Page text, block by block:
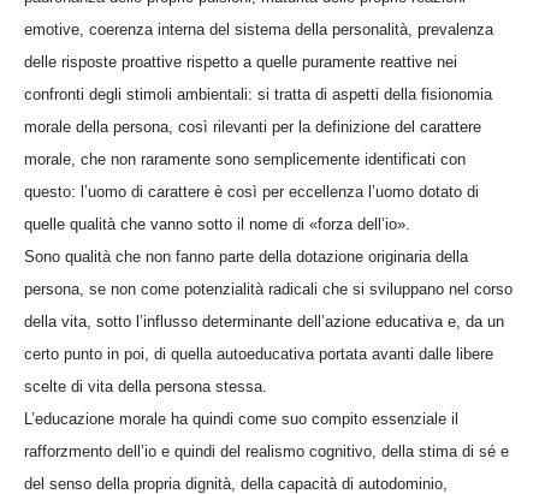
emotive, coerenza interna del sistema della personalità, prevalenza
delle risposte proattive rispetto a quelle puramente reattive nei
confronti degli stimoli ambientali: si tratta di aspetti della fisionomia
morale della persona, così rilevanti per la definizione del carattere
morale, che non raramente sono semplicemente identificati con
questo: l’uomo di carattere è così per eccellenza l’uomo dotato di
quelle qualità che vanno sotto il nome di «forza dell’io».
Sono qualità che non fanno parte della dotazione originaria della
persona, se non come potenzialità radicali che si sviluppano nel corso
della vita, sotto l’influsso determinante dell’azione educativa e, da un
certo punto in poi, di quella autoeducativa portata avanti dalle libere
scelte di vita della persona stessa.
L’educazione morale ha quindi come suo compito essenziale il
rafforzmento dell’io e quindi del realismo cognitivo, della stima di sé e
del senso della propria dignità, della capacità di autodominio,